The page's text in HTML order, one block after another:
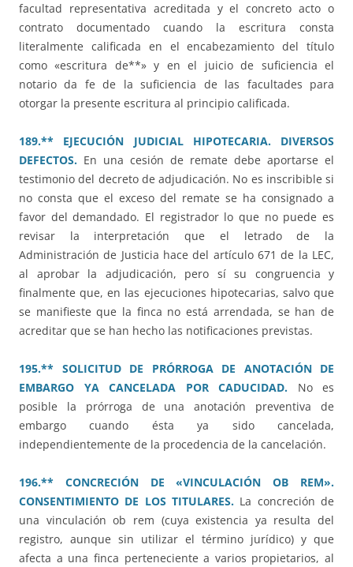
facultad representativa acreditada y el concreto acto o
contrato documentado cuando la escritura consta
literalmente calificada en el encabezamiento del título
como «escritura de**» y en el juicio de suficiencia el
notario da fe de la suficiencia de las facultades para
otorgar la presente escritura al principio calificada.
189.** EJECUCIÓN JUDICIAL HIPOTECARIA. DIVERSOS
DEFECTOS. En una cesión de remate debe aportarse el
testimonio del decreto de adjudicación. No es inscribible si
no consta que el exceso del remate se ha consignado a
favor del demandado. El registrador lo que no puede es
revisar la interpretación que el letrado de la
Administración de Justicia hace del artículo 671 de la LEC,
al aprobar la adjudicación, pero sí su congruencia y
finalmente que, en las ejecuciones hipotecarias, salvo que
se manifieste que la finca no está arrendada, se han de
acreditar que se han hecho las notificaciones previstas.
195.** SOLICITUD DE PRÓRROGA DE ANOTACIÓN DE
EMBARGO YA CANCELADA POR CADUCIDAD. No es
posible la prórroga de una anotación preventiva de
embargo cuando ésta ya sido cancelada,
independientemente de la procedencia de la cancelación.
196.** CONCRECIÓN DE «VINCULACIÓN OB REM».
CONSENTIMIENTO DE LOS TITULARES. La concreción de
una vinculación ob rem (cuya existencia ya resulta del
registro, aunque sin utilizar el término jurídico) y que
afecta a una finca perteneciente a varios propietarios, al